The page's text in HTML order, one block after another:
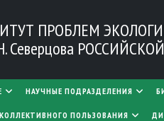
ПРОБЛЕМ
Северцова
НАУЧНЫЕ ПОДРАЗДЕЛЕНИЯ
ПОЛЬЗОВАНИЯ